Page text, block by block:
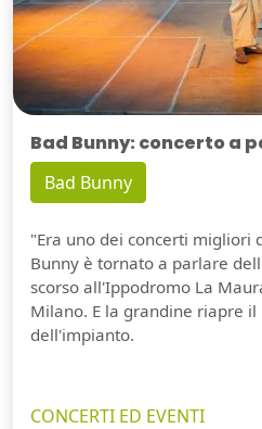
Bad Bunny: concerto a
Bad Bunny
"Era uno dei concerti migliori
Bunny è tornato a parlare
scorso all'Ippodromo La
Milano. E la grandine riapre il
dell'impianto.
CONCERTI ED EVENTI